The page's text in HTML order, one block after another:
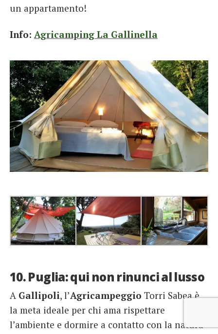
un appartamento!
Info: Agricamping La Gallinella
10. Puglia: qui non rinunci al lusso
A Gallipoli, l’Agricampeggio Torri Sabea è
la meta ideale per chi ama rispettare
l’ambiente e dormire a contatto con la natura